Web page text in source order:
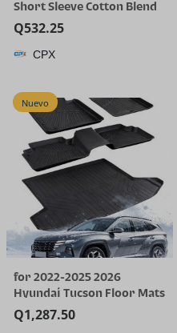
Short Sleeve Cotton Blend
T-Shirts Crew Neck Casual
Summer Basic Tee Shirts
Q532.25
CPX
Nuevo
for 2022-2025 2026
Hyundai Tucson Floor Mats
(Gas Models Only) | All-
Weather TPE Car Mats &
Q1,287.50